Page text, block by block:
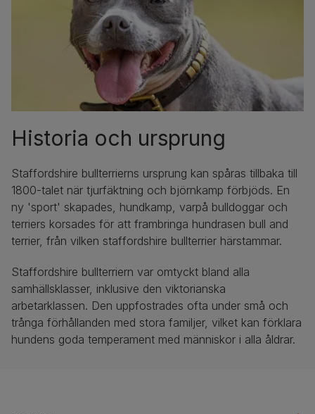
Historia och ursprung
Staffordshire bullterrierns ursprung kan spåras tillbaka till
1800-talet när tjurfäktning och björnkamp förbjöds. En
ny 'sport' skapades, hundkamp, varpå bulldoggar och
terriers korsades för att frambringa hundrasen bull and
terrier, från vilken staffordshire bullterrier härstammar.
Staffordshire bullterriern var omtyckt bland alla
samhällsklasser, inklusive den viktorianska
arbetarklassen. Den uppfostrades ofta under små och
trånga förhållanden med stora familjer, vilket kan förklara
hundens goda temperament med människor i alla åldrar.